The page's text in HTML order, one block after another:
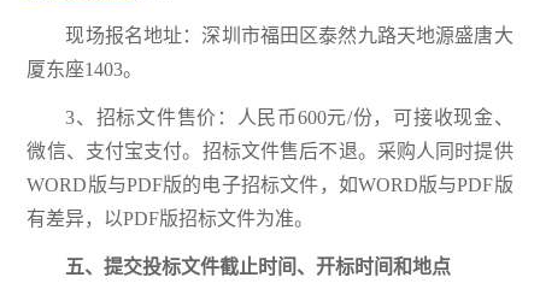
现场报名地址：深圳市福田区泰然九路天地源盛唐大
厦东座1403。
3、招标文件售价：人民币600元/份，可接收现金、
微信、支付宝支付。招标文件售后不退。采购人同时提供
WORD版与PDF版的电子招标文件，如WORD版与PDF版
有差异，以PDF版招标文件为准。
五、提交投标文件截止时间、开标时间和地点